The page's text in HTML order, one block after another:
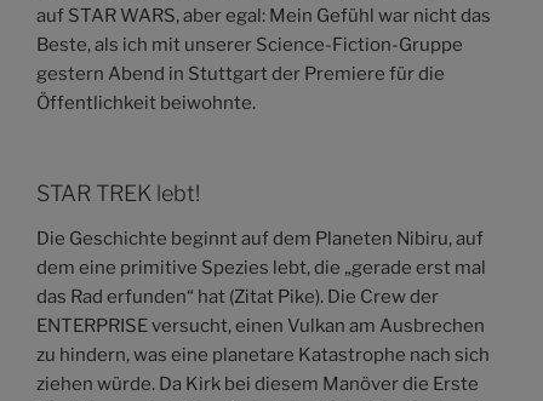
auf STAR WARS, aber egal: Mein Gefühl war nicht das
Beste, als ich mit unserer Science-Fiction-Gruppe
gestern Abend in Stuttgart der Premiere für die
Öffentlichkeit beiwohnte.
STAR TREK lebt!
Die Geschichte beginnt auf dem Planeten Nibiru, auf
dem eine primitive Spezies lebt, die „gerade erst mal
das Rad erfunden“ hat (Zitat Pike). Die Crew der
ENTERPRISE versucht, einen Vulkan am Ausbrechen
zu hindern, was eine planetare Katastrophe nach sich
ziehen würde. Da Kirk bei diesem Manöver die Erste